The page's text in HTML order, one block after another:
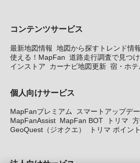
コンテンツサービス
最新地図情報 地図から探すトレンド情
使える！MapFan 道路走行調査で見つ
インストア
カーナビ地図更新 宿・ホ
個人向けサービス
MapFanプレミアム
スマートアップデ
MapFanAssist MapFan BOT トリマ
GeoQuest（ジオクエ）
トリマ ポイン